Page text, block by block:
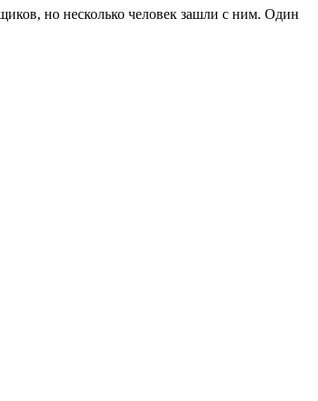
но несколько человек зашли с ним. Один